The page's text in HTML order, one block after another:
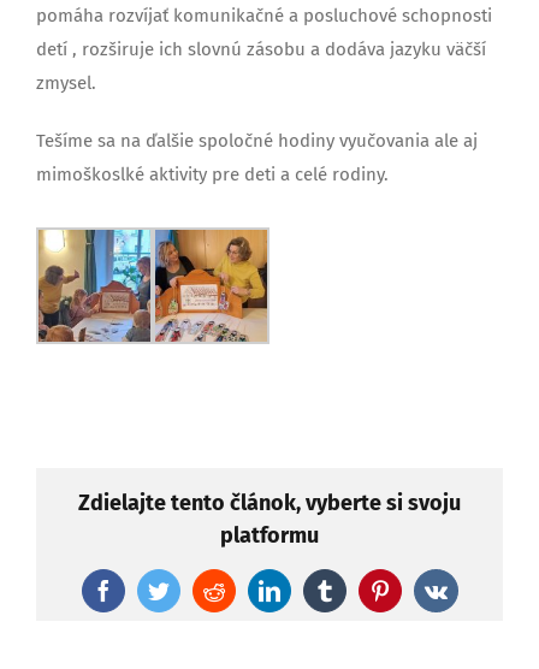
pomáha rozvíjať komunikačné a posluchové schopnosti
detí , rozširuje ich slovnú zásobu a dodáva jazyku väčší
zmysel.
Tešíme sa na ďalšie spoločné hodiny vyučovania ale aj
mimoškoslké aktivity pre deti a celé rodiny.
Zdielajte tento článok, vyberte si svoju
platformu
FacebookTwitterRedditLinkedInTumblr Pinterest
Vk